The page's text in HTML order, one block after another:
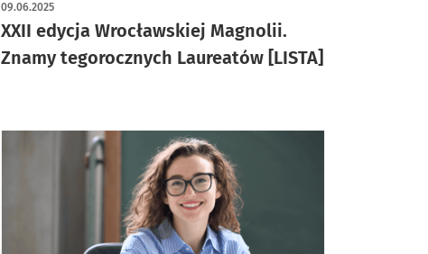
XXII edycja Wrocławskiej Magnolii.
Znamy tegorocznych Laureatów [LISTA]
09.06.2025